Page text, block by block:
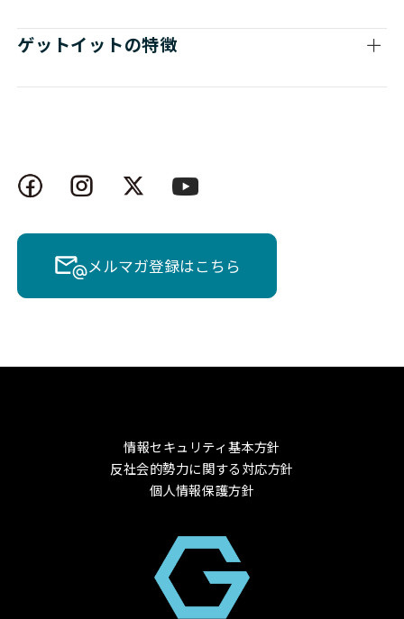
ゲットイットの特徴
メルマガ登録はこちら
情報セキュリティ基本方針
反社会的勢力に関する対応方針
個人情報保護方針